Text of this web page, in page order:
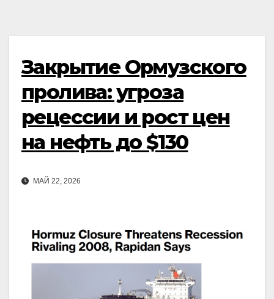
Закрытие Ормузского
пролива: угроза
рецессии и рост цен
на нефть до $130
МАЙ 22, 2026